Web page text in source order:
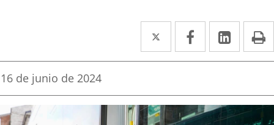
Twitter
Enlace
a
aplicación
externa.
Facebook
Enlace
a
aplicación
externa.
Enlace
a
Fecha
la
noticia
16 de junio de 2024